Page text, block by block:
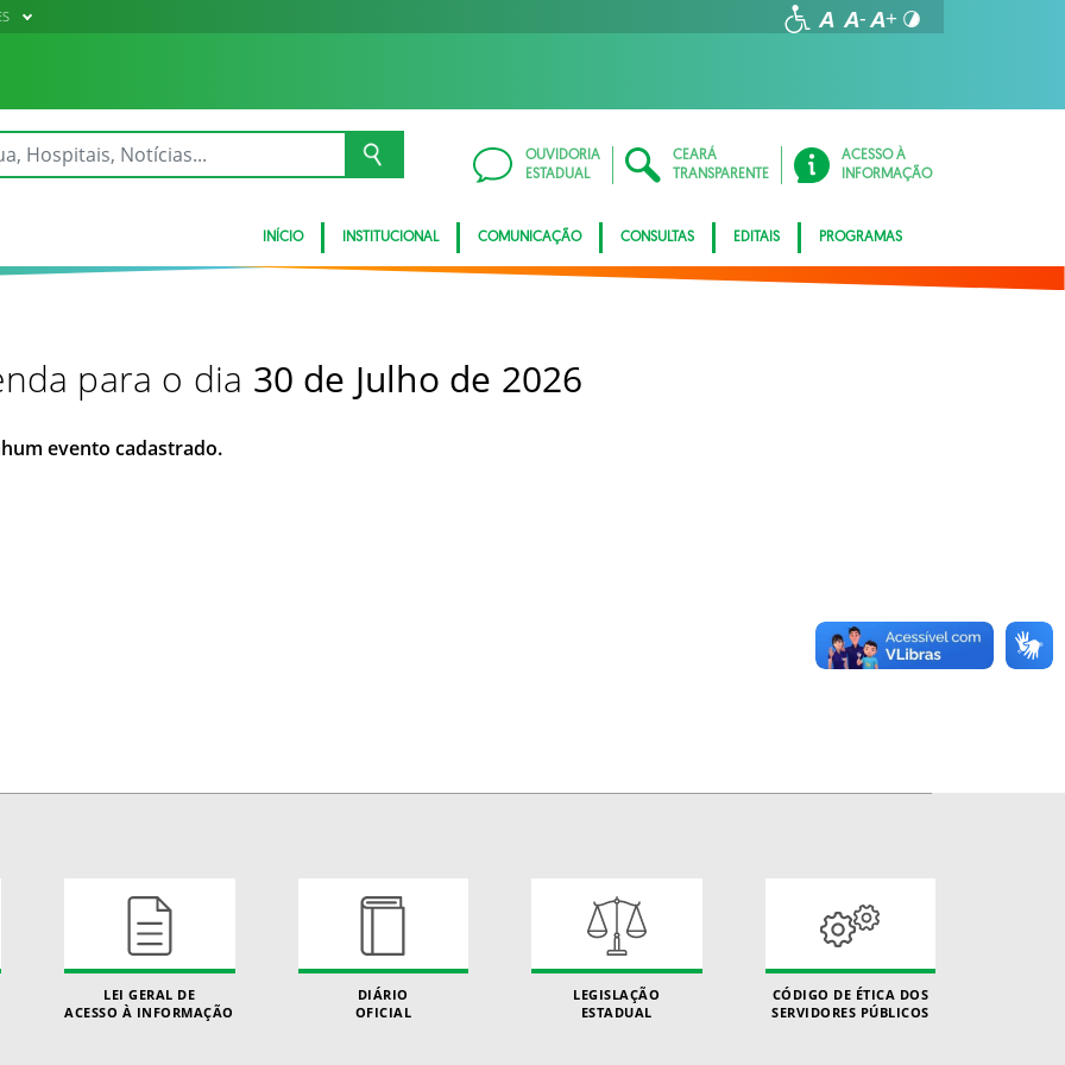
OUVIDORIA
ESTADUAL
CEARÁ
TRANSPARENTE
ACESSO À
INFORMAÇÃO
INÍCIO INSTITUCIONAL COMUNICAÇÃO CONSULTAS EDITAIS PROGRAMAS
para o dia 30 de Julho de 2026
evento cadastrado.
LEI GERAL DE
ACESSO À INFORMAÇÃO
DIÁRIO
OFICIAL
LEGISLAÇÃO
ESTADUAL
CÓDIGO DE ÉTICA DOS
SERVIDORES PÚBLICOS